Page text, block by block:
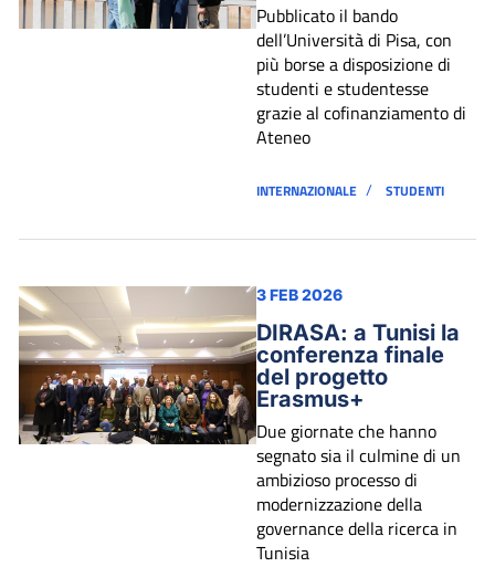
Pubblicato il bando
dell’Università di Pisa, con
più borse a disposizione di
studenti e studentesse
grazie al cofinanziamento di
Ateneo
INTERNAZIONALE / STUDENTI
3 FEB 2026
DIRASA: a Tunisi la
conferenza finale
del progetto
Erasmus+
Due giornate che hanno
segnato sia il culmine di un
ambizioso processo di
modernizzazione della
governance della ricerca in
Tunisia